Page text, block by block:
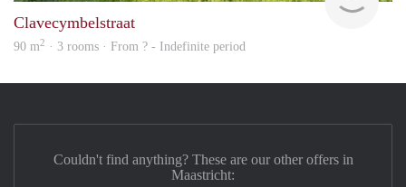
Clavecymbelstraat
90 m2 · 3 rooms · From ? - Indefinite period
Couldn't find anything? These are our other offers in
Maastricht: